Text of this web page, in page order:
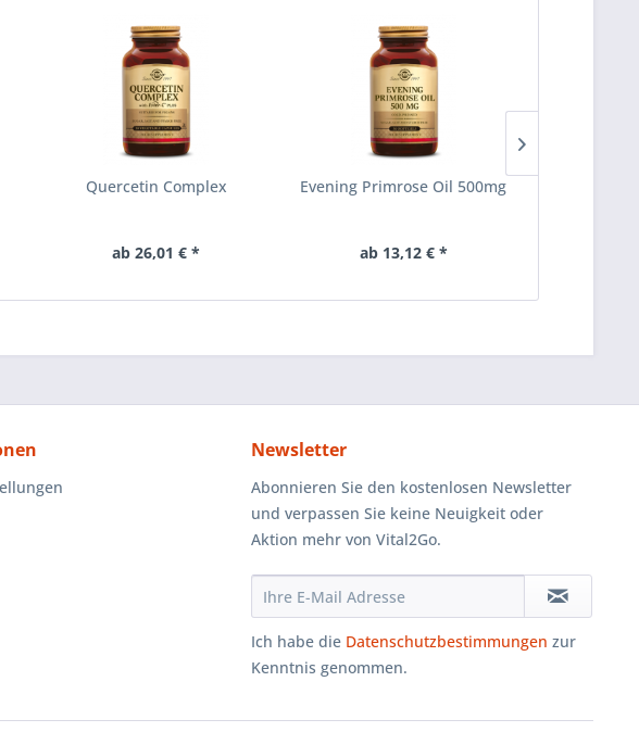
Quercetin Complex
ab 26,01 € *
Evening Primrose Oil 500mg
ab 13,12 € *
Newsletter
Abonnieren Sie den kostenlosen Newsletter
und verpassen Sie keine Neuigkeit oder
Aktion mehr von Vital2Go.
Ich habe die Datenschutzbestimmungen zur
Kenntnis genommen.